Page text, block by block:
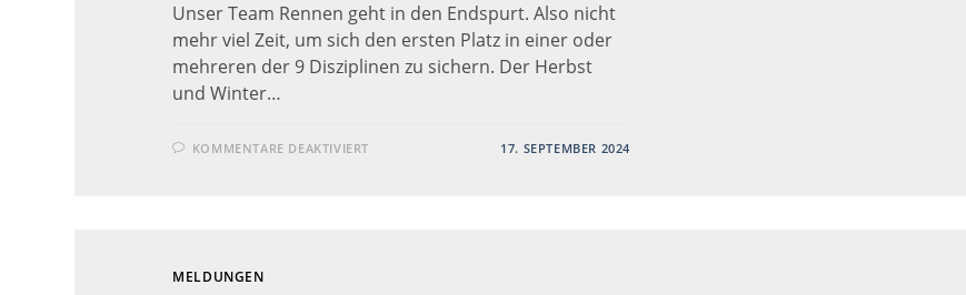
Unser Team Rennen geht in den Endspurt. Also nicht
mehr viel Zeit, um sich den ersten Platz in einer oder
mehreren der 9 Disziplinen zu sichern. Der Herbst
und Winter…
KOMMENTARE DEAKTIVIERT 17. SEPTEMBER 2024
MELDUNGEN